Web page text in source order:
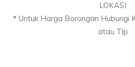
LOKASI
*Untuk Harga Borongan Hubungi
atau Tlp